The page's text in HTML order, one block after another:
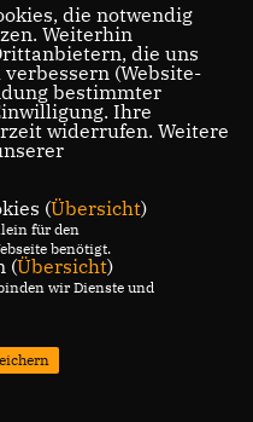
die notwendig
Weiterhin
die uns
(Website-
bestimmter
Ihre
widerrufen. Weitere
(Übersicht)
für den
benötigt.
(Übersicht)
wir Dienste und